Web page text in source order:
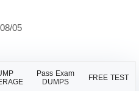
05
Pass Exam
DUMPS
FREE TEST